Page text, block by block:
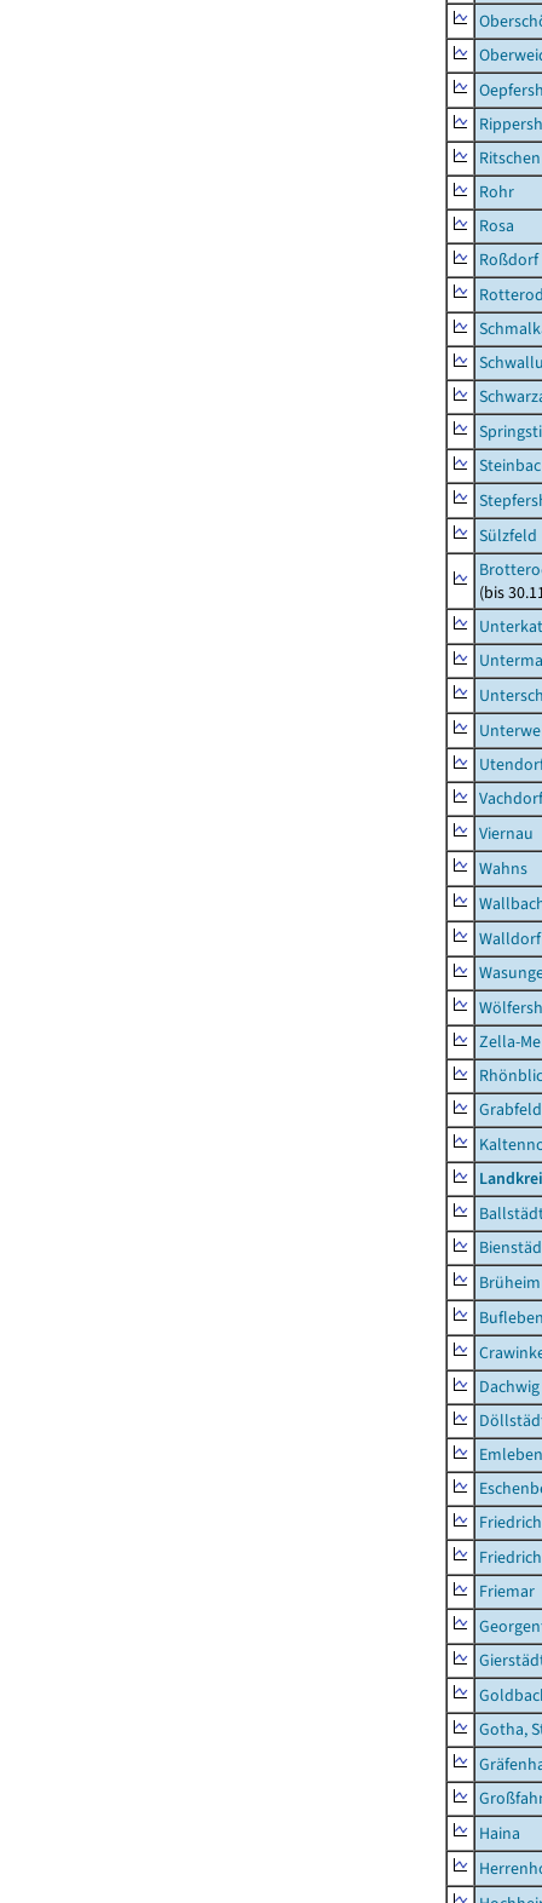
Rohr
Rosa
Roßdorf
Sülzfeld
(bis
Vachdorf
Viernau
Wahns
Walldorf
Zella-
Grabfeld
Brüheim
Dachwig
Emleben
Friemar
Gotha,
Haina